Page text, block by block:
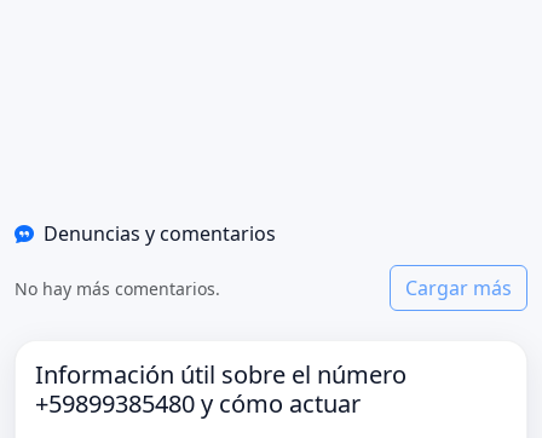
Denuncias y comentarios
No hay más comentarios. Cargar más
Información útil sobre el número
+59899385480 y cómo actuar